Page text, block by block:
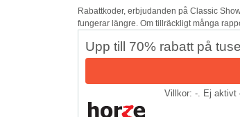
Rabattkoder, erbjudanden på Classic
fungerar längre. Om tillräckligt många
Upp till 70% rabatt på
Villkor: -. Ej aktivt